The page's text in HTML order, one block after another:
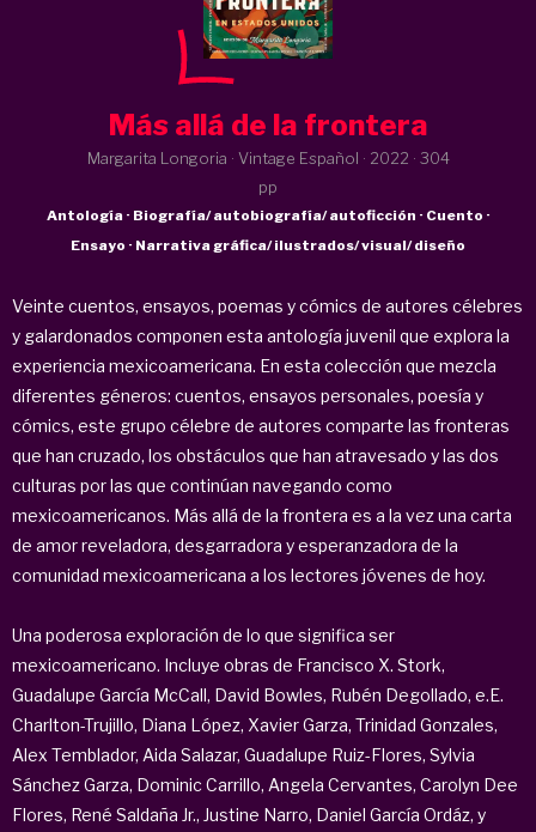
Más allá de la frontera
Margarita Longoria · Vintage Español · 2022 · 304
pp
Antología · Biografía/ autobiografía/ autoficción · Cuento ·
Ensayo · Narrativa gráfica/ ilustrados/ visual/ diseño
Veinte cuentos, ensayos, poemas y cómics de autores célebres
y galardonados componen esta antología juvenil que explora la
experiencia mexicoamericana. En esta colección que mezcla
diferentes géneros: cuentos, ensayos personales, poesía y
cómics, este grupo célebre de autores comparte las fronteras
que han cruzado, los obstáculos que han atravesado y las dos
culturas por las que continúan navegando como
mexicoamericanos. Más allá de la frontera es a la vez una carta
de amor reveladora, desgarradora y esperanzadora de la
comunidad mexicoamericana a los lectores jóvenes de hoy.
Una poderosa exploración de lo que significa ser
mexicoamericano. Incluye obras de Francisco X. Stork,
Guadalupe García McCall, David Bowles, Rubén Degollado, e.E.
Charlton-Trujillo, Diana López, Xavier Garza, Trinidad Gonzales,
Alex Temblador, Aida Salazar, Guadalupe Ruiz-Flores, Sylvia
Sánchez Garza, Dominic Carrillo, Angela Cervantes, Carolyn Dee
Flores, René Saldaña Jr., Justine Narro, Daniel García Ordáz, y